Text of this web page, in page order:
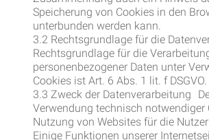
Speicherung von Cookies in den
unterbunden werden kann.
3.2 Rechtsgrundlage für die
Rechtsgrundlage für die
personenbezogener Daten unter
Cookies ist Art. 6 Abs. 1 lit. f DSGVO.
3.3 Zweck der Datenverarbeitung
Verwendung technisch notwendiger
Nutzung von Websites für die
Einige Funktionen unserer